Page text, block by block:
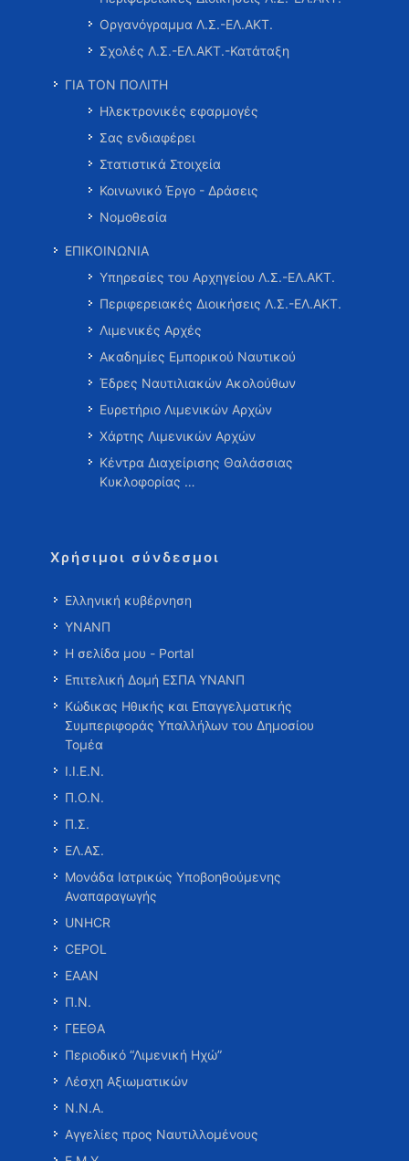
Οργανόγραμμα Λ.Σ.-ΕΛ.ΑΚΤ.
Σχολές Λ.Σ.-ΕΛ.ΑΚΤ.-Κατάταξη
ΓΙΑ ΤΟΝ ΠΟΛΙΤΗ
Ηλεκτρονικές εφαρμογές
Σας ενδιαφέρει
Στατιστικά Στοιχεία
Κοινωνικό Έργο - Δράσεις
Νομοθεσία
ΕΠΙΚΟΙΝΩΝΙΑ
Υπηρεσίες του Αρχηγείου Λ.Σ.-ΕΛ.ΑΚΤ.
Περιφερειακές Διοικήσεις Λ.Σ.-ΕΛ.ΑΚΤ.
Λιμενικές Αρχές
Ακαδημίες Εμπορικού Ναυτικού
Έδρες Ναυτιλιακών Ακολούθων
Ευρετήριο Λιμενικών Αρχών
Χάρτης Λιμενικών Αρχών
Κέντρα Διαχείρισης Θαλάσσιας
Κυκλοφορίας …
Χρήσιμοι σύνδεσμοι
Ελληνική κυβέρνηση
ΥΝΑΝΠ
Η σελίδα μου - Portal
Επιτελική Δομή ΕΣΠΑ ΥΝΑΝΠ
Κώδικας Ηθικής και Επαγγελματικής
Συμπεριφοράς Υπαλλήλων του Δημοσίου
Τομέα
Ι.Ι.Ε.Ν.
Π.Ο.Ν.
Π.Σ.
ΕΛ.ΑΣ.
Μονάδα Ιατρικώς Υποβοηθούμενης
Αναπαραγωγής
UNHCR
CEPOL
ΕΑΑΝ
Π.Ν.
ΓΕΕΘΑ
Περιοδικό “Λιμενική Ηχώ”
Λέσχη Αξιωματικών
Ν.Ν.Α.
Αγγελίες προς Ναυτιλλομένους